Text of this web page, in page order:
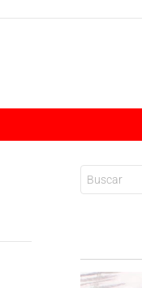
Reproductor